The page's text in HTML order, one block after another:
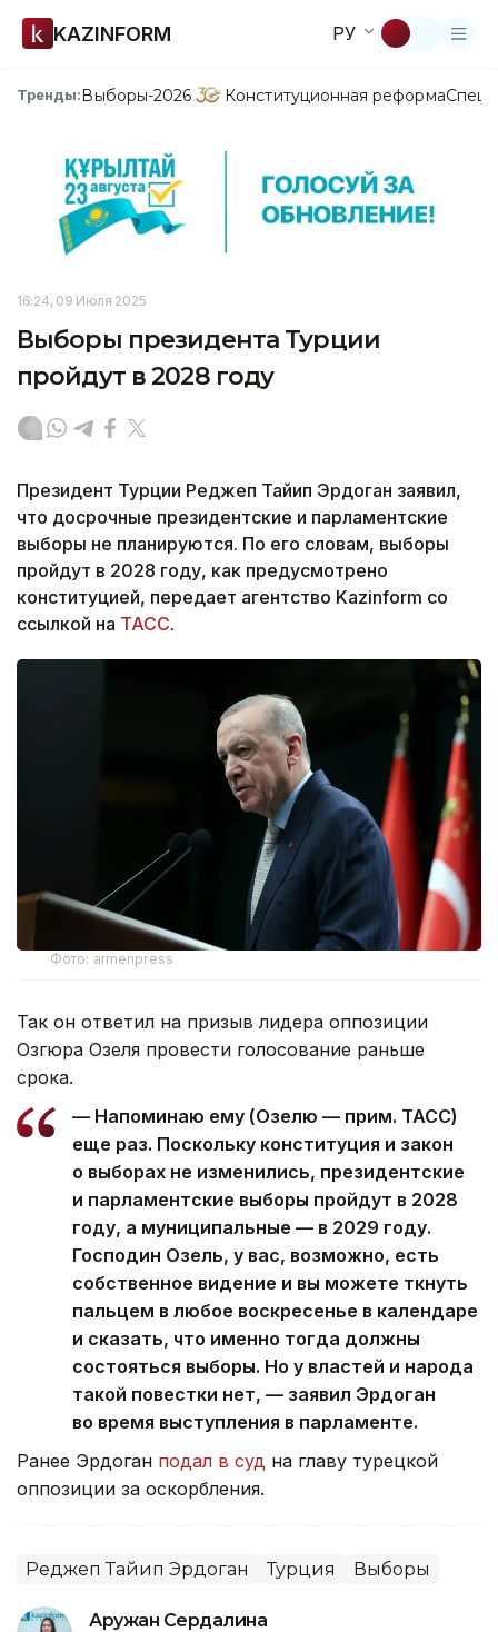
KAZINFORM РУ
Тренды:Выборы-2026 Конституционная реформа
16:24, 09 Июля 2025
Выборы президента Турции
пройдут в 2028 году
Президент Турции Реджеп Тайип Эрдоган заявил,
что досрочные президентские и парламентские
выборы не планируются. По его словам, выборы
пройдут в 2028 году, как предусмотрено
конституцией, передает агентство Kazinform со
ссылкой на ТАСС.
Фото: armenpress
Так он ответил на призыв лидера оппозиции
Озгюра Озеля провести голосование раньше
срока.
— Напоминаю ему (Озелю — прим. ТАСС)
еще раз. Поскольку конституция и закон
о выборах не изменились, президентские
и парламентские выборы пройдут в 2028
году, а муниципальные — в 2029 году.
Господин Озель, у вас, возможно, есть
собственное видение и вы можете ткнуть
пальцем в любое воскресенье в календаре
и сказать, что именно тогда должны
состояться выборы. Но у властей и народа
такой повестки нет, — заявил Эрдоган
во время выступления в парламенте.
Ранее Эрдоган подал в суд на главу турецкой
оппозиции за оскорбления.
Реджеп Тайип Эрдоган Турция Выборы
Аружан Сердалина